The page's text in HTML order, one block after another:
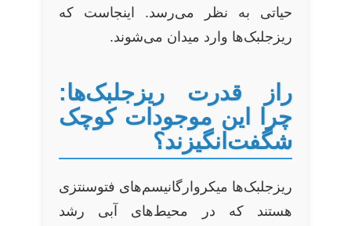
حیاتی به نظر می‌رسد. اینجاست که
ریزجلبک‌ها وارد میدان می‌شوند.
راز قدرت ریزجلبک‌ها:
چرا این موجودات کوچک
شگفت‌انگیزند؟
ریزجلبک‌ها میکروارگانیسم‌های فتوسنتزی
هستند که در محیط‌های آبی رشد